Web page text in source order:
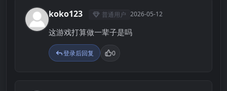
K koko123 普通用户 2026-05-12
这游戏打算做一辈子是吗
登录后回复 0